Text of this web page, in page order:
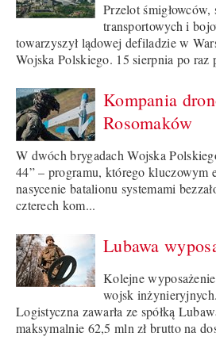
Przelot
transportowych i
towarzyszył lądowej defiladzie w
Wojska Polskiego. 15 sierpnia po raz
Kompania
Rosomaków
W dwóch brygadach Wojska
44” – programu, którego kluczowym
nasycenie batalionu systemami
czterech kom...
Lubawa
Kolejne
wojsk
Logistyczna zawarła ze spółką
maksymalnie 62,5 mln zł brutto na